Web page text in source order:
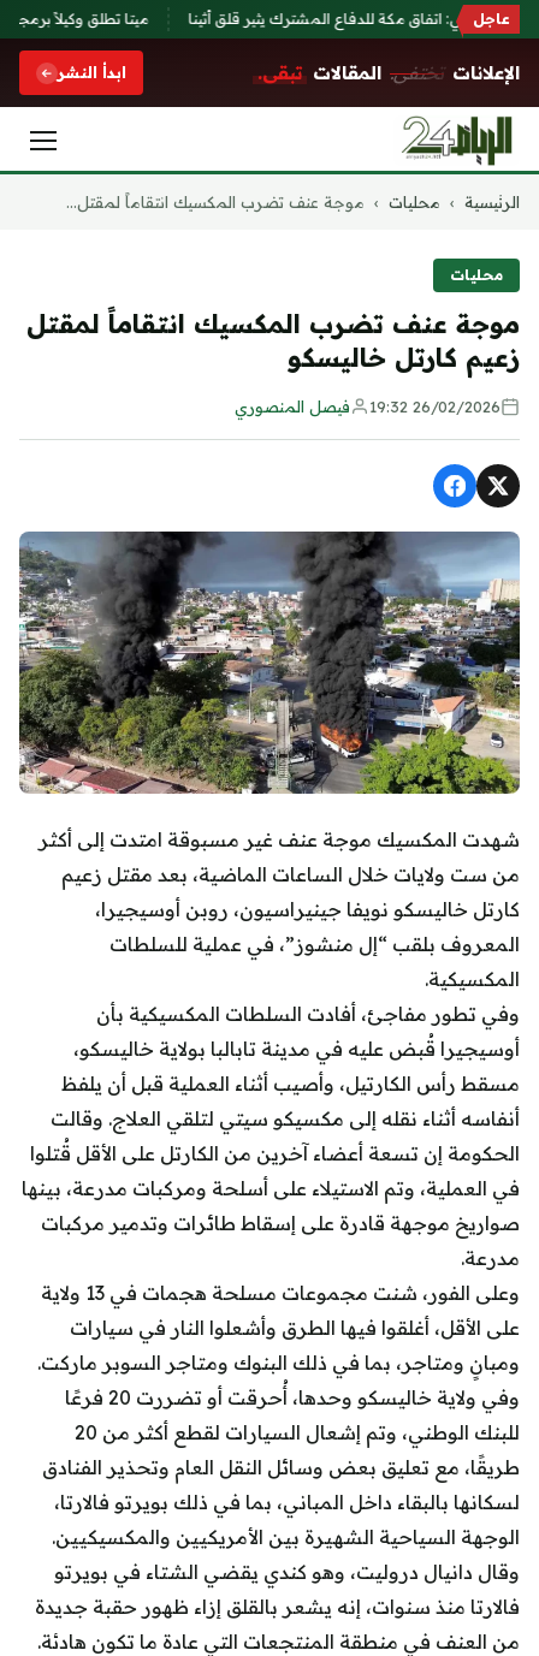
عاجل
يوناني: اتفاق مكة للدفاع المشترك يثير قلق أثينا ميتا تطلق وكيلاً برمجياً
الإعلانات تختفي. المقالات تبقى. ابدأ النشر
التجاوز
الرئيسية › محليات › موجة عنف تضرب المكسيك انتقاماً لمقتل...
محليات
موجة عنف تضرب المكسيك انتقاماً لمقتل
زعيم كارتل خاليسكو
26/02/2026 19:32 فيصل المنصوري
شهدت المكسيك موجة عنف غير مسبوقة امتدت إلى أكثر
من ست ولايات خلال الساعات الماضية، بعد مقتل زعيم
كارتل خاليسكو نويفا جينيراسيون، روبن أوسيجيرا،
المعروف بلقب “إل منشوز”، في عملية للسلطات
المكسيكية.
وفي تطور مفاجئ، أفادت السلطات المكسيكية بأن
أوسيجيرا قُبض عليه في مدينة تابالبا بولاية خاليسكو،
مسقط رأس الكارتيل، وأصيب أثناء العملية قبل أن يلفظ
أنفاسه أثناء نقله إلى مكسيكو سيتي لتلقي العلاج. وقالت
الحكومة إن تسعة أعضاء آخرين من الكارتل على الأقل قُتلوا
في العملية، وتم الاستيلاء على أسلحة ومركبات مدرعة، بينها
صواريخ موجهة قادرة على إسقاط طائرات وتدمير مركبات
مدرعة.
وعلى الفور، شنت مجموعات مسلحة هجمات في 13 ولاية
على الأقل، أغلقوا فيها الطرق وأشعلوا النار في سيارات
ومبانٍ ومتاجر، بما في ذلك البنوك ومتاجر السوبر ماركت.
وفي ولاية خاليسكو وحدها، أُحرقت أو تضررت 20 فرعًا
للبنك الوطني، وتم إشعال السيارات لقطع أكثر من 20
طريقًا، مع تعليق بعض وسائل النقل العام وتحذير الفنادق
لسكانها بالبقاء داخل المباني، بما في ذلك بويرتو فالارتا،
الوجهة السياحية الشهيرة بين الأمريكيين والمكسيكيين.
وقال دانيال دروليت، وهو كندي يقضي الشتاء في بويرتو
فالارتا منذ سنوات، إنه يشعر بالقلق إزاء ظهور حقبة جديدة
من العنف في منطقة المنتجعات التي عادة ما تكون هادئة.